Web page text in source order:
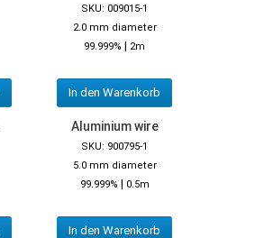
SKU: 009015-1
2.0 mm diameter
99.999% | 2m
In den Warenkorb
Aluminium wire
SKU: 900795-1
5.0 mm diameter
99.999% | 0.5m
In den Warenkorb